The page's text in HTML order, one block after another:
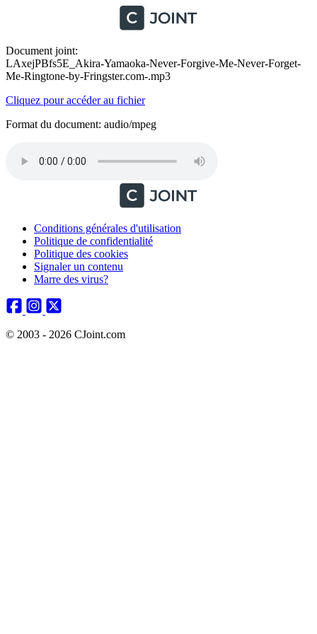
Document joint:
LAxejPBfs5E_Akira-Yamaoka-Never-Forgive-Me-Never-Forget-
Me-Ringtone-by-Fringster.com-.mp3
Cliquez pour accéder au fichier
Format du document: audio/mpeg
Conditions générales d'utilisation
Politique de confidentialité
Politique des cookies
Signaler un contenu
Marre des virus?
© 2003 - 2026 CJoint.com